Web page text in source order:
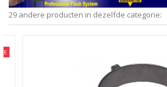
29 andere producten in dezelfde categorie: